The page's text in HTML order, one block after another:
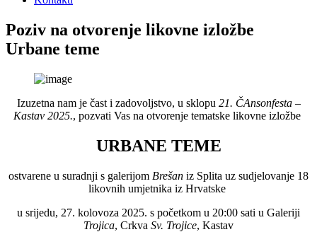
Poziv na otvorenje likovne izložbe
Urbane teme
Izuzetna nam je čast i zadovoljstvo, u sklopu 21. ČAnsonfesta –
Kastav 2025., pozvati Vas na otvorenje tematske likovne izložbe
URBANE TEME
ostvarene u suradnji s galerijom Brešan iz Splita uz sudjelovanje 18
likovnih umjetnika iz Hrvatske
u srijedu, 27. kolovoza 2025. s početkom u 20:00 sati u Galeriji
Trojica, Crkva Sv. Trojice, Kastav